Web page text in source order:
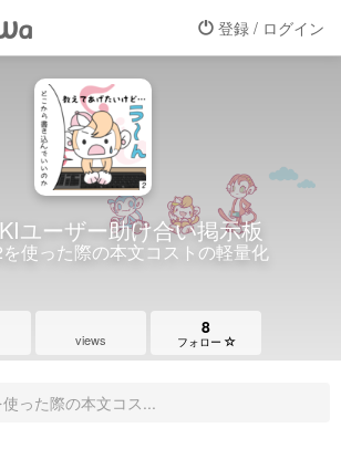
登録 / ログイン
ユーザー助け合い掲示板
使った際の本文コストの軽量化
views
8
フォロー
った際の本文コス...